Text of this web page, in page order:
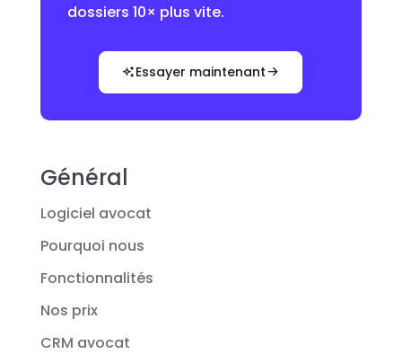
dossiers 10× plus vite.
Essayer maintenant
Général
Logiciel avocat
Pourquoi nous
Fonctionnalités
Nos prix
CRM avocat